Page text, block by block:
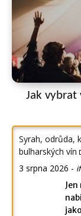
Jak vybrat
Syrah, odrůda,
bulharských vín
3 srpna 2026 -